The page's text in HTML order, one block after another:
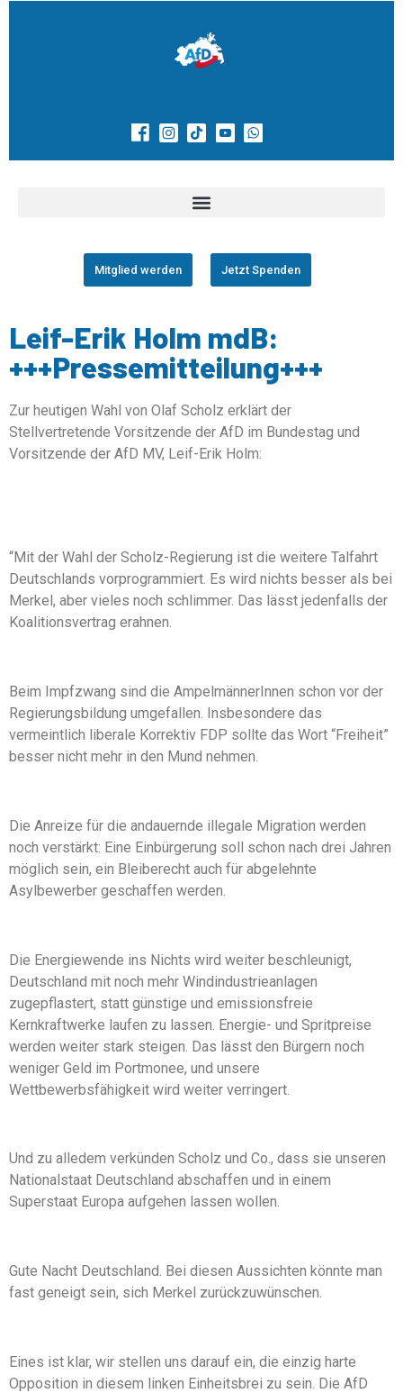
Mitglied werden Jetzt Spenden
Leif-Erik Holm mdB:
+++Pressemitteilung+++
Zur heutigen Wahl von Olaf Scholz erklärt der
Stellvertretende Vorsitzende der AfD im Bundestag und
Vorsitzende der AfD MV, Leif-Erik Holm:
“Mit der Wahl der Scholz-Regierung ist die weitere Talfahrt
Deutschlands vorprogrammiert. Es wird nichts besser als bei
Merkel, aber vieles noch schlimmer. Das lässt jedenfalls der
Koalitionsvertrag erahnen.
Beim Impfzwang sind die AmpelmännerInnen schon vor der
Regierungsbildung umgefallen. Insbesondere das
vermeintlich liberale Korrektiv FDP sollte das Wort “Freiheit”
besser nicht mehr in den Mund nehmen.
Die Anreize für die andauernde illegale Migration werden
noch verstärkt: Eine Einbürgerung soll schon nach drei Jahren
möglich sein, ein Bleiberecht auch für abgelehnte
Asylbewerber geschaffen werden.
Die Energiewende ins Nichts wird weiter beschleunigt,
Deutschland mit noch mehr Windindustrieanlagen
zugepflastert, statt günstige und emissionsfreie
Kernkraftwerke laufen zu lassen. Energie- und Spritpreise
werden weiter stark steigen. Das lässt den Bürgern noch
weniger Geld im Portmonee, und unsere
Wettbewerbsfähigkeit wird weiter verringert.
Und zu alledem verkünden Scholz und Co., dass sie unseren
Nationalstaat Deutschland abschaffen und in einem
Superstaat Europa aufgehen lassen wollen.
Gute Nacht Deutschland. Bei diesen Aussichten könnte man
fast geneigt sein, sich Merkel zurückzuwünschen.
Eines ist klar, wir stellen uns darauf ein, die einzig harte
Opposition in diesem linken Einheitsbrei zu sein. Die AfD